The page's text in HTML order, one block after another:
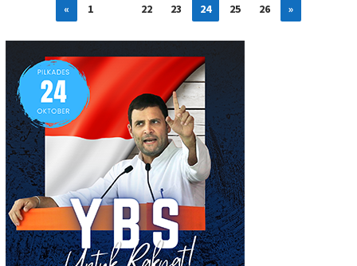
« 1 22 23 24 25 26 »